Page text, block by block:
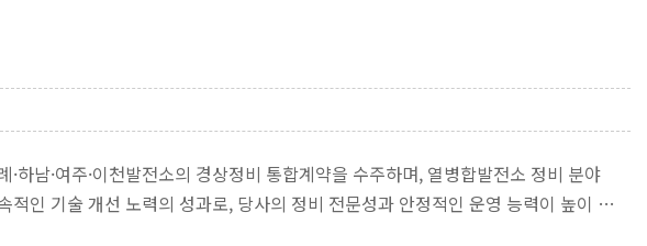
남·여주·이천발전소의 경상정비 통합계약을 수주하며, 열병합발전소 정비 분야
인 기술 개선 노력의 성과로, 당사의 정비 전문성과 안정적인 운영 능력이 높이 평가